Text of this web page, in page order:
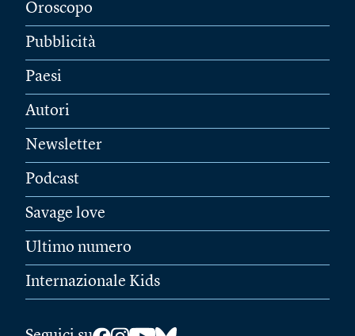
Oroscopo
Pubblicità
Paesi
Autori
Newsletter
Podcast
Savage love
Ultimo numero
Internazionale Kids